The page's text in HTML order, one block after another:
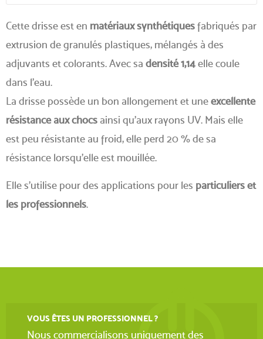
Cette drisse est en matériaux synthétiquesfabriqués par
extrusion de granulés plastiques, mélangés à des
adjuvants et colorants. Avec sa densité 1,14elle coule
dans l’eau.
La drisse possède un bon allongement et uneexcellente
résistance aux chocs ainsi qu'aux rayons UV. Mais elle
est peu résistante au froid, elle perd 20 % de sa
résistance lorsqu’elle est mouillée.
Elle s'utilise pour des applications pour les particuliers et
les professionnels.
VOUS ÊTES UN PROFESSIONNEL ?
Nous commercialisons uniquement des